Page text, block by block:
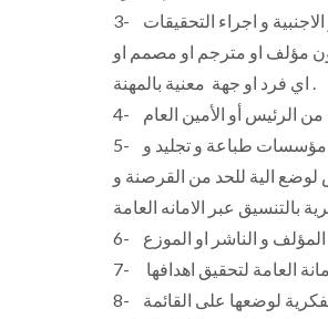
3- متابعة قضايا الملكية الفكرية و الادبية و حقوق المؤلف و الناشر في جميع البلاد العربية و الاجنبية و اجراء التحقيقات
مؤلف او مترجم او مصمم او
اي فرد او جهة معنية بالمهنة .
5- التواصل مع جميع الاتحادات و الاطراف المعنية بانتاج الكتاب من ادباء وكتاب و موزعين و مؤسسات طباعة و تجليد و
الية للحد من القرصنة و
8- رفع إقتراحات الناشرين و المؤلفين المخالفين والاصدارات المخالفه لانظمة الملكية الفكرية لوضعها على القائمة